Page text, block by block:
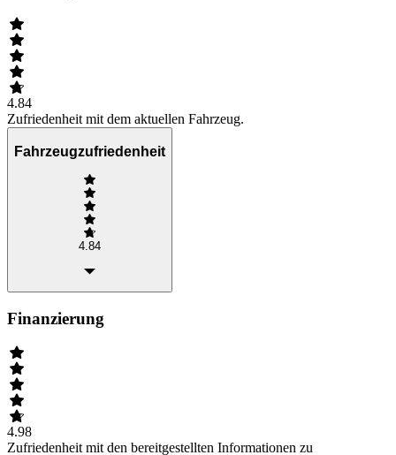
4.84
Zufriedenheit mit dem aktuellen Fahrzeug.
Fahrzeugzufriedenheit
4.84
Finanzierung
4.98
Zufriedenheit mit den bereitgestellten Informationen zu